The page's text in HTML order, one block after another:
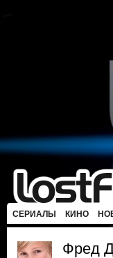
СЕРИАЛЫ КИНО
Фред